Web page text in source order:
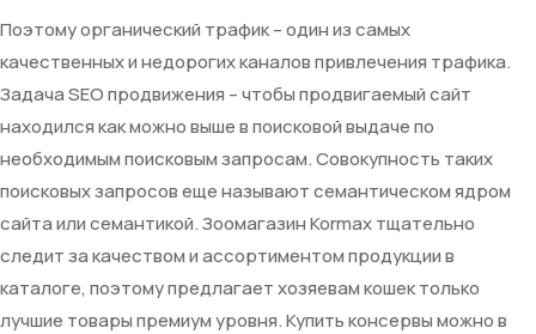
Поэтому органический трафик – один из самых
качественных и недорогих каналов привлечения трафика.
Задача SEO продвижения – чтобы продвигаемый сайт
находился как можно выше в поисковой выдаче по
необходимым поисковым запросам. Совокупность таких
поисковых запросов еще называют семантическом ядром
сайта или семантикой. Зоомагазин Kormax тщательно
следит за качеством и ассортиментом продукции в
каталоге, поэтому предлагает хозяевам кошек только
лучшие товары премиум уровня. Купить консервы можно в